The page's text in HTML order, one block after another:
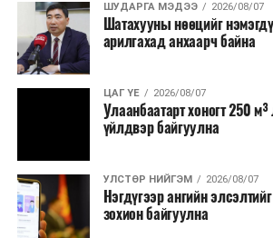
ШУДАРГА МЭДЭЭ 2026/08/07
Шатахууны нөөцийг
арилгахад анхаарч байна
ЦАГ ҮЕ 2026/08/07
Улаанбаатарт хоногт 250
үйлдвэр байгуулна
УЛСТӨР НИЙГЭМ 2026/08/07
Нэгдүгээр ангийн
зохион байгуулна